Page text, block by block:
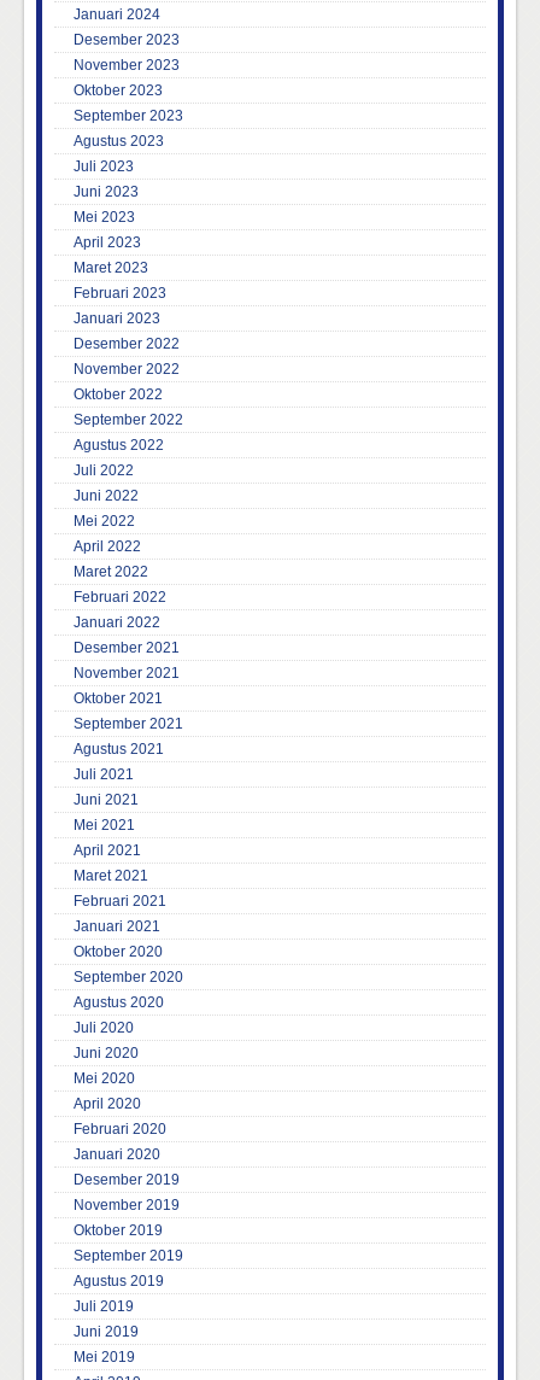
Januari 2024
Desember 2023
November 2023
Oktober 2023
September 2023
Agustus 2023
Juli 2023
Juni 2023
Mei 2023
April 2023
Maret 2023
Februari 2023
Januari 2023
Desember 2022
November 2022
Oktober 2022
September 2022
Agustus 2022
Juli 2022
Juni 2022
Mei 2022
April 2022
Maret 2022
Februari 2022
Januari 2022
Desember 2021
November 2021
Oktober 2021
September 2021
Agustus 2021
Juli 2021
Juni 2021
Mei 2021
April 2021
Maret 2021
Februari 2021
Januari 2021
Oktober 2020
September 2020
Agustus 2020
Juli 2020
Juni 2020
Mei 2020
April 2020
Februari 2020
Januari 2020
Desember 2019
November 2019
Oktober 2019
September 2019
Agustus 2019
Juli 2019
Juni 2019
Mei 2019